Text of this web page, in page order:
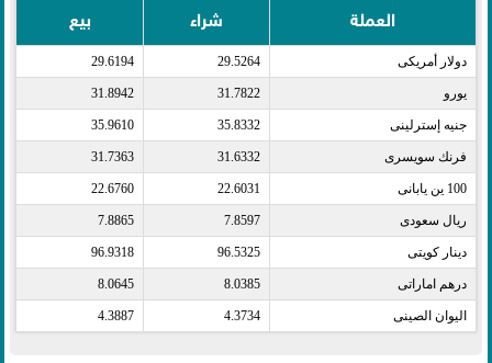
العملة شراء بيع
دولار أمريكى​ 29.5264
29.6194
يورو​ 31.7822
31.8942
جنيه إسترلينى​ 35.8332
35.9610
فرنك سويسرى​ 31.6332
31.7363
100 ين يابانى​ 22.6031
22.6760
ريال سعودى​ 7.8597
7.8865
دينار كويتى​ 96.5325
96.9318
درهم اماراتى​ 8.0385
8.0645
اليوان الصينى​ 4.3734
4.3887